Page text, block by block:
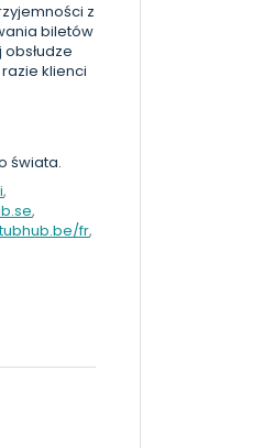
z
biletów
klienci
świata.
,
,
fr,